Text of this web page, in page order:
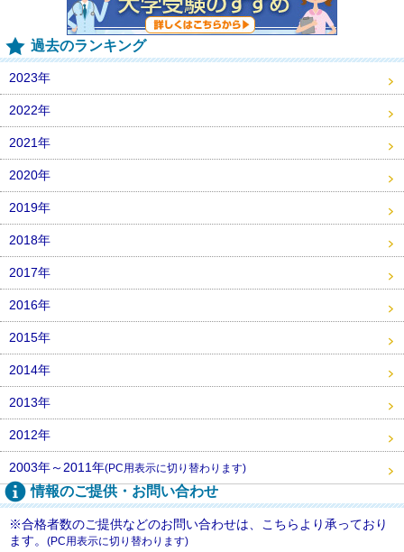
過去のランキング
2023年
2022年
2021年
2020年
2019年
2018年
2017年
2016年
2015年
2014年
2013年
2012年
2003年～2011年(PC用表示に切り替わります)
情報のご提供・お問い合わせ
※合格者数のご提供などのお問い合わせは、こちらより承っており
ます。 (PC用表示に切り替わります)